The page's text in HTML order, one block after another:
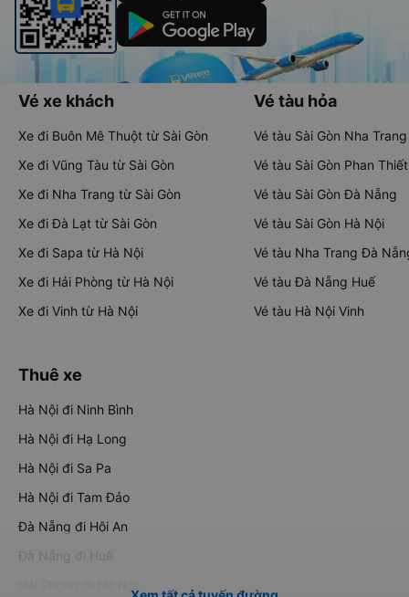
Vé xe khách
Xe đi Buôn Mê Thuột từ Sài Gòn
Xe đi Vũng Tàu từ Sài Gòn
Xe đi Nha Trang từ Sài Gòn
Xe đi Đà Lạt từ Sài Gòn
Xe đi Sapa từ Hà Nội
Xe đi Hải Phòng từ Hà Nội
Xe đi Vinh từ Hà Nội
Vé tàu hỏa
Vé tàu Sài Gòn Nha Trang
Vé tàu Sài Gòn Phan Thiết
Vé tàu Sài Gòn Đà Nẵng
Vé tàu Sài Gòn Hà Nội
Vé tàu Nha Trang Đà
Vé tàu Đà Nẵng Huế
Vé tàu Hà Nội Vinh
Thuê xe
Hà Nội đi Ninh Bình
Hà Nội đi Hạ Long
Hà Nội đi Sa Pa
Hà Nội đi Tam Đảo
Đà Nẵng đi Hội An
Đà Nẵng đi Huế